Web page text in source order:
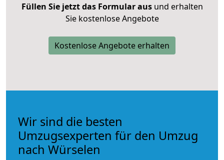
Füllen Sie jetzt das Formular ausund erhalten
Sie kostenlose Angebote
Kostenlose Angebote erhalten
Wir sind die besten
Umzugsexperten für den Umzug
nach Würselen